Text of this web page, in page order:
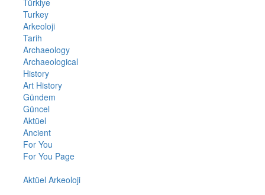
Turkey
Arkeoloji
Tarih
Archaeology
Archaeological
History
Art History
Gündem
Güncel
Aktüel
Ancient
For You
For You Page
Aktüel Arkeoloji